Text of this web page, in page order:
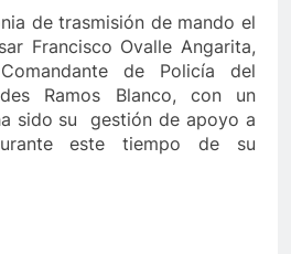
1 Año Ago
La
2 Años Ago
de las becas Fedescesar
en Colombia
de trasmisión de mando el
Francisco Ovalle Angarita,
de Policía del
Ramos Blanco, con un
sido su gestión de apoyo a
este tiempo de su